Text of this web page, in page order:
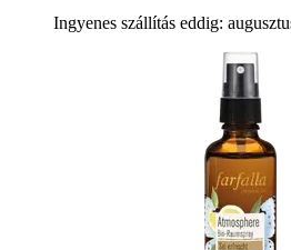
Ingyenes szállítás eddig: